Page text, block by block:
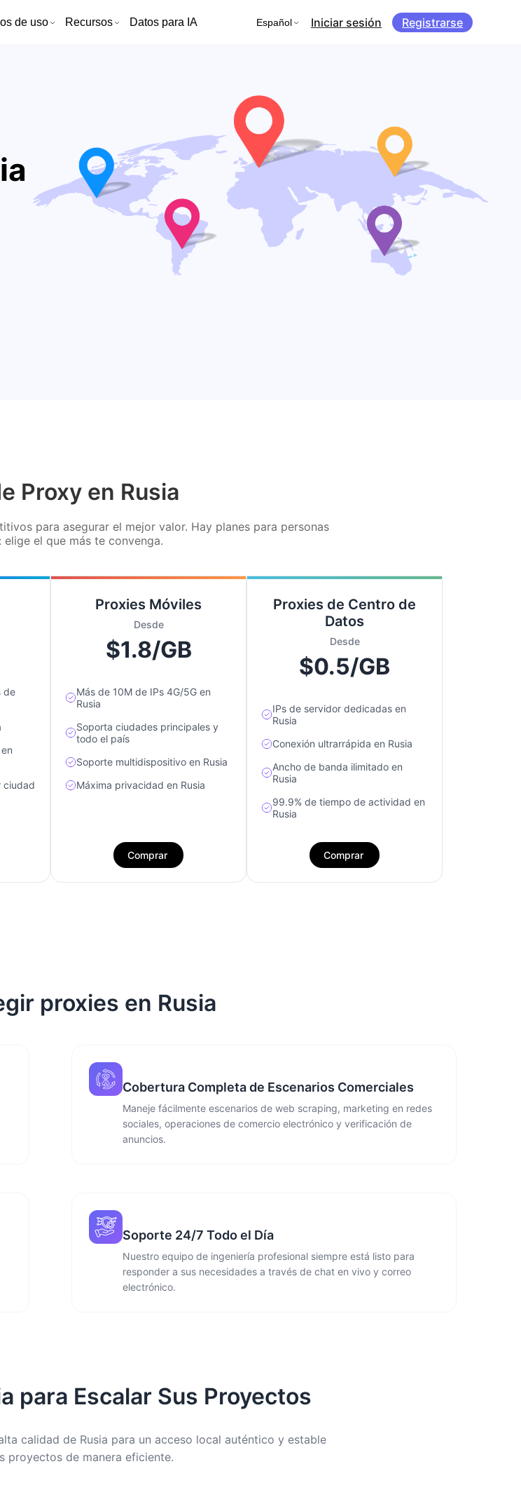
de uso Recursos Datos para IA Español Iniciar sesión Registrarse
Proxy en Rusia
para asegurar el mejor valor. Hay planes para personas
elige el que más te convenga.
de
ciudad
Proxies Móviles
Desde
$1.8/GB
Más de 10M de IPs 4G/5G en
Rusia
Soporta ciudades principales y
todo el país
Soporte multidispositivo en Rusia
Máxima privacidad en Rusia
Comprar
Proxies de Centro de
Datos
Desde
$0.5/GB
IPs de servidor dedicadas en
Rusia
Conexión ultrarrápida en Rusia
Ancho de banda ilimitado en
Rusia
99.9% de tiempo de actividad en
Rusia
Comprar
proxies en Rusia
Cobertura Completa de Escenarios Comerciales
Maneje fácilmente escenarios de web scraping, marketing en redes
sociales, operaciones de comercio electrónico y verificación de
anuncios.
Soporte 24/7 Todo el Día
Nuestro equipo de ingeniería profesional siempre está listo para
responder a sus necesidades a través de chat en vivo y correo
electrónico.
para Escalar Sus Proyectos
calidad de Rusia para un acceso local auténtico y estable
proyectos de manera eficiente.